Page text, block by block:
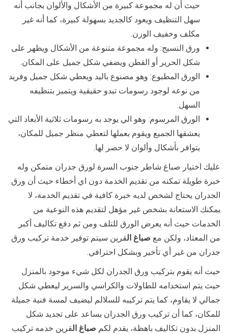
حيث أن له مجموعة كبيرة من الأشكال والألوان بجانب أنه
سهل التنظيف ويعود كالجديد بسهولة كبيرة، كما أنه غير
مكلف وخفيف الوزن.
ورق النسيج: وله مجموعة متنوعة من الأشكال ويظهر على
شكل الحرير أو القطن ويضفي شكل جميل على المكان.
الورق المطبوع: وهو مصنوع باليد ويعطي شكل جميل وفريد
من نوعه لوجود رسومات تبدو حقيقية ويتميز بتنظيفه
السهل.
الورق المرسوم: وهو الي يوجد به رسومات ثلاثية الأبعاد التي
يعشقها الجميع ويقوم بعملها لتعطي منظر جميل للمكان،
يتوافر بأشكال وألوان لا حصر لها.
عليك اختيار صباغ شاطر جنوب السرة لورق جدران متمكن وله
خبرة طويلة تمكنه من تقديم الخدمة دون اي أخطاء حيث أن ورق
الجدران يحتاج لشخص لديه خبرة كافية في تقديم الخدمة، لا
يمكنك الاستعانة بشخص غير مؤهل لتقديم هذه النوعية من
الخدمات حيث أنه يعرض الورق للتلف ومن ثم دفع تكاليف أكبر
من المعتاد، ولكن مع صباغ القرين سيتم توفير خدمة تركيب ورق
جدران من غير أي تأخير وبشكل احترافي.
حيث أنه يقوم بتركيب ورق الجدران لكل شيء موجود بالمنزل
حيث يتم استخدامه للطاولات والكراسي والسرير ليعطي شكل
جمالي لا يقاوم، كما يتم تركيبه للسلالم ليضيف لمسة فنية جميلة
للمكان، كما أن تركيب ورق الجدران يساعد على تجديد شكل
المنزل بدون تكاليف باهظة، يقدم لكم صباغ القرين خدمه تركيب